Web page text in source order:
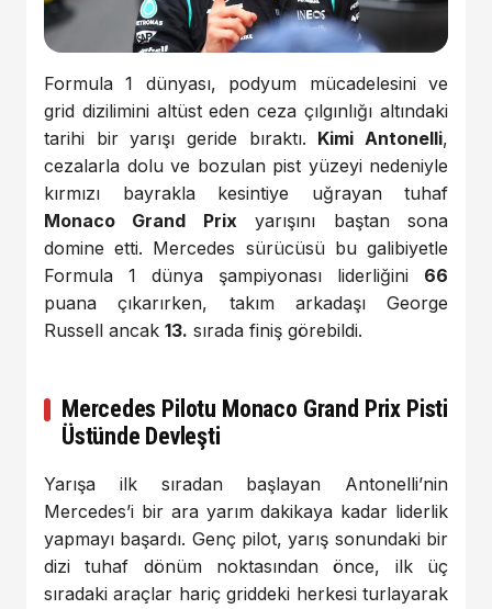
Formula 1 dünyası, podyum mücadelesini ve
grid dizilimini altüst eden ceza çılgınlığı altındaki
tarihi bir yarışı geride bıraktı. Kimi Antonelli,
cezalarla dolu ve bozulan pist yüzeyi nedeniyle
kırmızı bayrakla kesintiye uğrayan tuhaf
Monaco Grand Prixyarışını baştan sona
domine etti. Mercedes sürücüsü bu galibiyetle
Formula 1 dünya şampiyonası liderliğini 66
puana çıkarırken, takım arkadaşı George
Russell ancak 13. sırada finiş görebildi.
Mercedes Pilotu Monaco Grand Prix Pisti
Üstünde Devleşti
Yarışa ilk sıradan başlayan Antonelli’nin
Mercedes’i bir ara yarım dakikaya kadar liderlik
yapmayı başardı. Genç pilot, yarış sonundaki bir
dizi tuhaf dönüm noktasından önce, ilk üç
sıradaki araçlar hariç griddeki herkesi turlayarak